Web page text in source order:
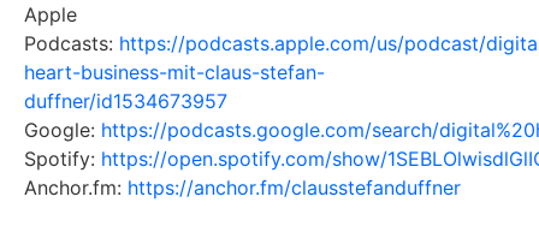
Apple
Podcasts: https://podcasts.apple.com/us/podcast/
heart-business-mit-claus-stefan-
duffner/id1534673957
Google: https://podcasts.google.com/search/
Spotify: https://open.spotify.com/show/
Anchor.fm: https://anchor.fm/clausstefanduffner